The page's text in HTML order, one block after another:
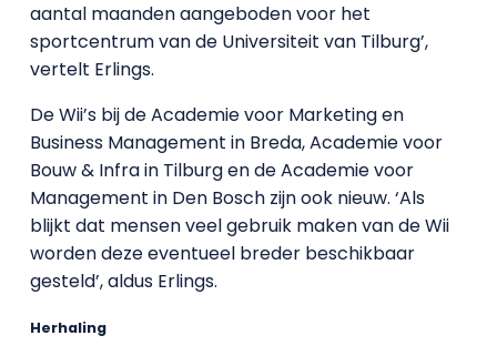
aantal maanden aangeboden voor het
sportcentrum van de Universiteit van Tilburg’,
vertelt Erlings.
De Wii’s bij de Academie voor Marketing en
Business Management in Breda, Academie voor
Bouw & Infra in Tilburg en de Academie voor
Management in Den Bosch zijn ook nieuw. ‘Als
blijkt dat mensen veel gebruik maken van de Wii
worden deze eventueel breder beschikbaar
gesteld’, aldus Erlings.
Herhaling